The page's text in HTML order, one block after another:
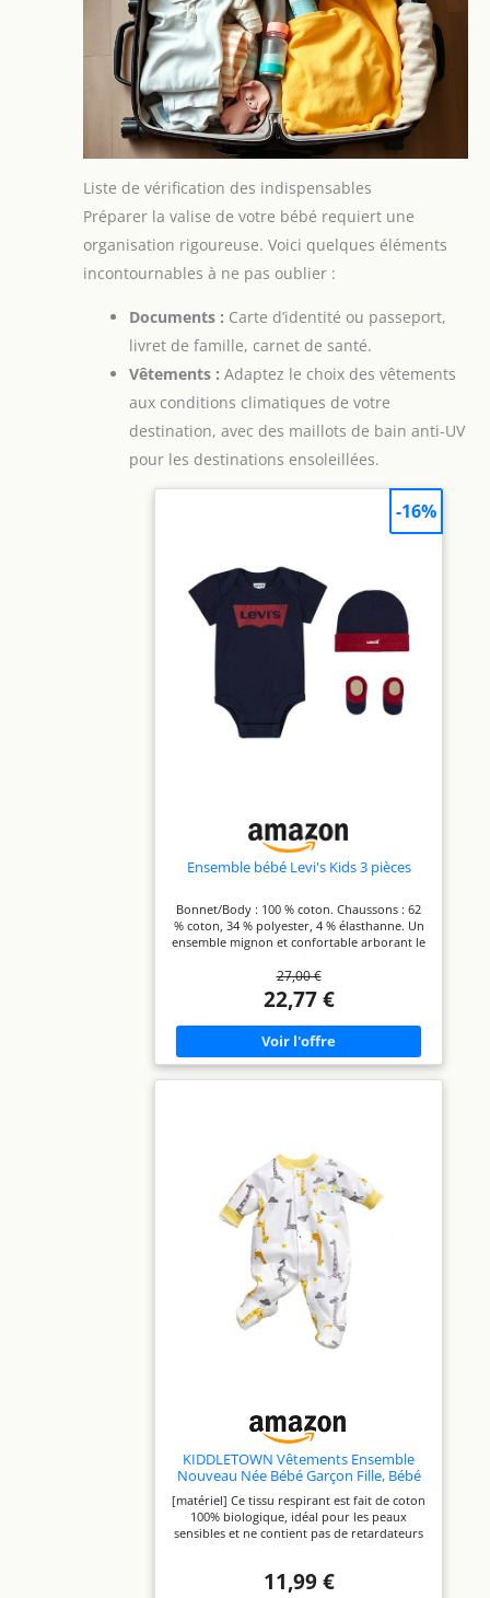
Liste de vérification des indispensables
Préparer la valise de votre bébé requiert une
organisation rigoureuse. Voici quelques éléments
incontournables à ne pas oublier :
Documents : Carte d’identité ou passeport,
livret de famille, carnet de santé.
Vêtements : Adaptez le choix des vêtements
aux conditions climatiques de votre
destination, avec des maillots de bain anti-UV
pour les destinations ensoleillées.
Ensemble bébé Levi's Kids 3 pièces
Bonnet/Body : 100 % coton. Chaussons : 62
% coton, 34 % polyester, 4 % élasthanne. Un
ensemble mignon et confortable arborant le
pièces comprend un body en jersey doux,
un bonnet confortable à revers et une paire
de chaussons avec des chevilles à revers
ajustées Les coffrets-cadeaux Levi's sont
parfaits pour la prochaine génération
d'innovateurs
27,00 €
22,77 €
-16%
KIDDLETOWN Vêtements Ensemble
Nouveau Née Bébé Garçon Fille, Bébé
Pyjama Garçon recouvre les pieds,
coton à manches longues Body
Combinaison, Tenue de Naissance,
nouveau-né vêtements Bébé 0-12 mois
[matériel] Ce tissu respirant est fait de coton
100% biologique, idéal pour les peaux
sensibles et ne contient pas de retardateurs
boutons pression pratiques pour faciliter le
11,99 €